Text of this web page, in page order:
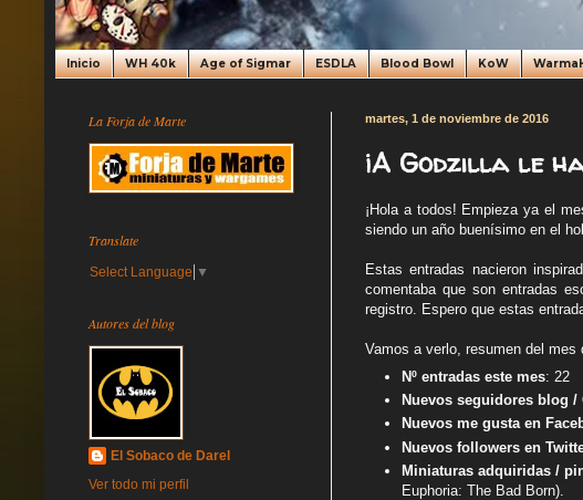
Inicio WH 40k Age of Sigmar ESDLA Blood Bowl KoW
martes, 1 de noviembre de 2016
¡A Godzilla le
¡Hola a todos! Empieza ya el
siendo un año buenísimo en el
Estas entradas nacieron
comentaba que son entradas
registro. Espero que estas
Vamos a verlo, resumen del mes
Nº entradas este mes: 22
Nuevos seguidores blog /
Nuevos me gusta en
Nuevos followers en
Miniaturas adquiridas /
Euphoria: The Bad Born).
La Forja de Marte
Translate
Select Language ▼
Autores del blog
El Sobaco de Darel
Ver todo mi perfil